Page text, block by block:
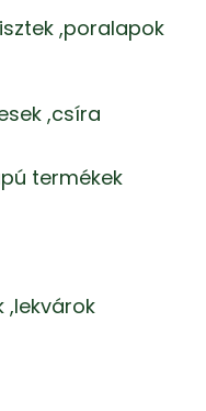
,poralapok
,csíra
termékek
,lekvárok